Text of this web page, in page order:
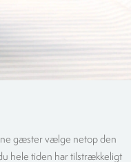
gæster vælge netop den
hele tiden har tilstrækkeligt